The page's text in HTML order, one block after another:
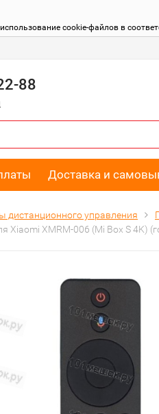
cookie-файлов в
88
Доставка и
дистанционного управления
Xiaomi XMRM-006 (Mi Box S 4K)